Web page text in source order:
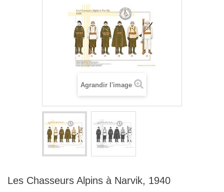
Agrandir l'image
Les Chasseurs Alpins à Narvik, 1940